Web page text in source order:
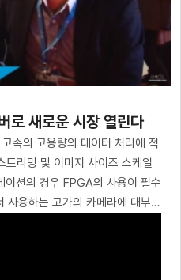
로 새로운 시장 열린다
속의 고용량의 데이터 처리에 적
리밍 및 이미지 사이즈 스케일
이션의 경우 FPGA의 사용이 필수
사용하는 고가의 카메라에 대부…